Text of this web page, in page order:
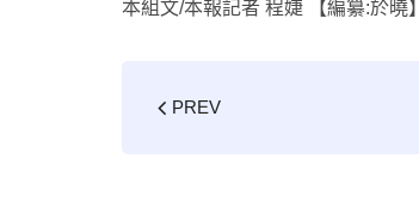
本組文/本報記者 程婕 【編纂:於曉】
PREV